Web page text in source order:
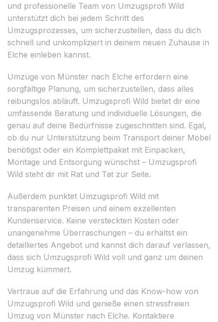
und professionelle Team von Umzugsprofi Wild
unterstützt dich bei jedem Schritt des
Umzugsprozesses, um sicherzustellen, dass du dich
schnell und unkompliziert in deinem neuen Zuhause in
Elche einleben kannst.
Umzüge von Münster nach Elche erfordern eine
sorgfältige Planung, um sicherzustellen, dass alles
reibungslos abläuft. Umzugsprofi Wild bietet dir eine
umfassende Beratung und individuelle Lösungen, die
genau auf deine Bedürfnisse zugeschnitten sind. Egal,
ob du nur Unterstützung beim Transport deiner Möbel
benötigst oder ein Komplettpaket mit Einpacken,
Montage und Entsorgung wünschst – Umzugsprofi
Wild steht dir mit Rat und Tat zur Seite.
Außerdem punktet Umzugsprofi Wild mit
transparenten Preisen und einem exzellenten
Kundenservice. Keine versteckten Kosten oder
unangenehme Überraschungen – du erhältst ein
detailliertes Angebot und kannst dich darauf verlassen,
dass sich Umzugsprofi Wild voll und ganz um deinen
Umzug kümmert.
Vertraue auf die Erfahrung und das Know-how von
Umzugsprofi Wild und genieße einen stressfreien
Umzug von Münster nach Elche. Kontaktiere